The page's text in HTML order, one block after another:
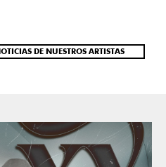
DE NUESTROS ARTISTAS